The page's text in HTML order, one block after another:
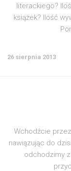
literackiego?
książek? Ilość
26 sierpnia 2013
Wchodźcie
nawiązując do
odchodzimy